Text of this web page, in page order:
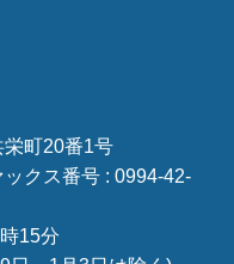
栄町20番1号
ックス番号 : 0994-42-
15分